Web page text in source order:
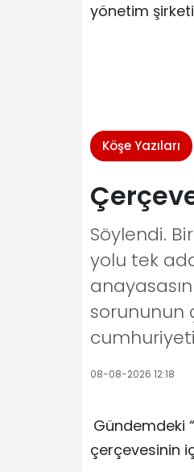
yönetim
Köşe Yazıları
Söylendi.
yolu tek
sorununun
08-08-2026 12:18
Gündemdeki
çerçevesinin